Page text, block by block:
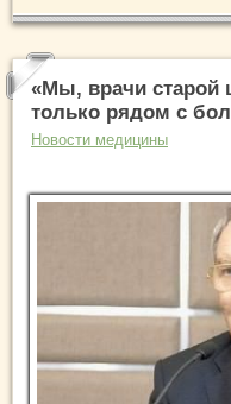
«Мы, врачи старой
только рядом с
Новости медицины